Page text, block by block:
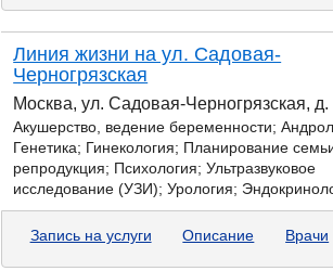
Линия жизни на ул. Садовая-
Черногрязская
Москва, ул. Садовая-Черногрязская, д.
Акушерство, ведение беременности;
Генетика; Гинекология; Планирование
репродукция; Психология; Ультразвуковое
исследование (УЗИ); Урология;
Запись на услуги Описание Врачи